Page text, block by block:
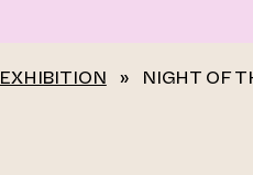
EXHIBITION » NIGHT OF